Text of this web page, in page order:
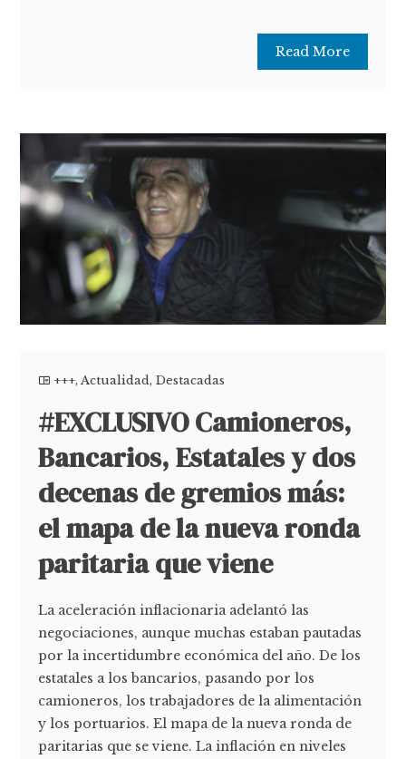
Read More
+++,Actualidad,Destacadas
#EXCLUSIVO Camioneros,
Bancarios, Estatales y dos
decenas de gremios más:
el mapa de la nueva ronda
paritaria que viene
La aceleración inflacionaria adelantó las
negociaciones, aunque muchas estaban pautadas
por la incertidumbre económica del año. De los
estatales a los bancarios, pasando por los
camioneros, los trabajadores de la alimentación
y los portuarios. El mapa de la nueva ronda de
paritarias que se viene. La inflación en niveles